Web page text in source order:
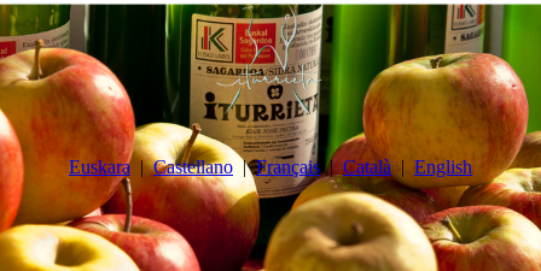
Euskara Castellano Français Català English